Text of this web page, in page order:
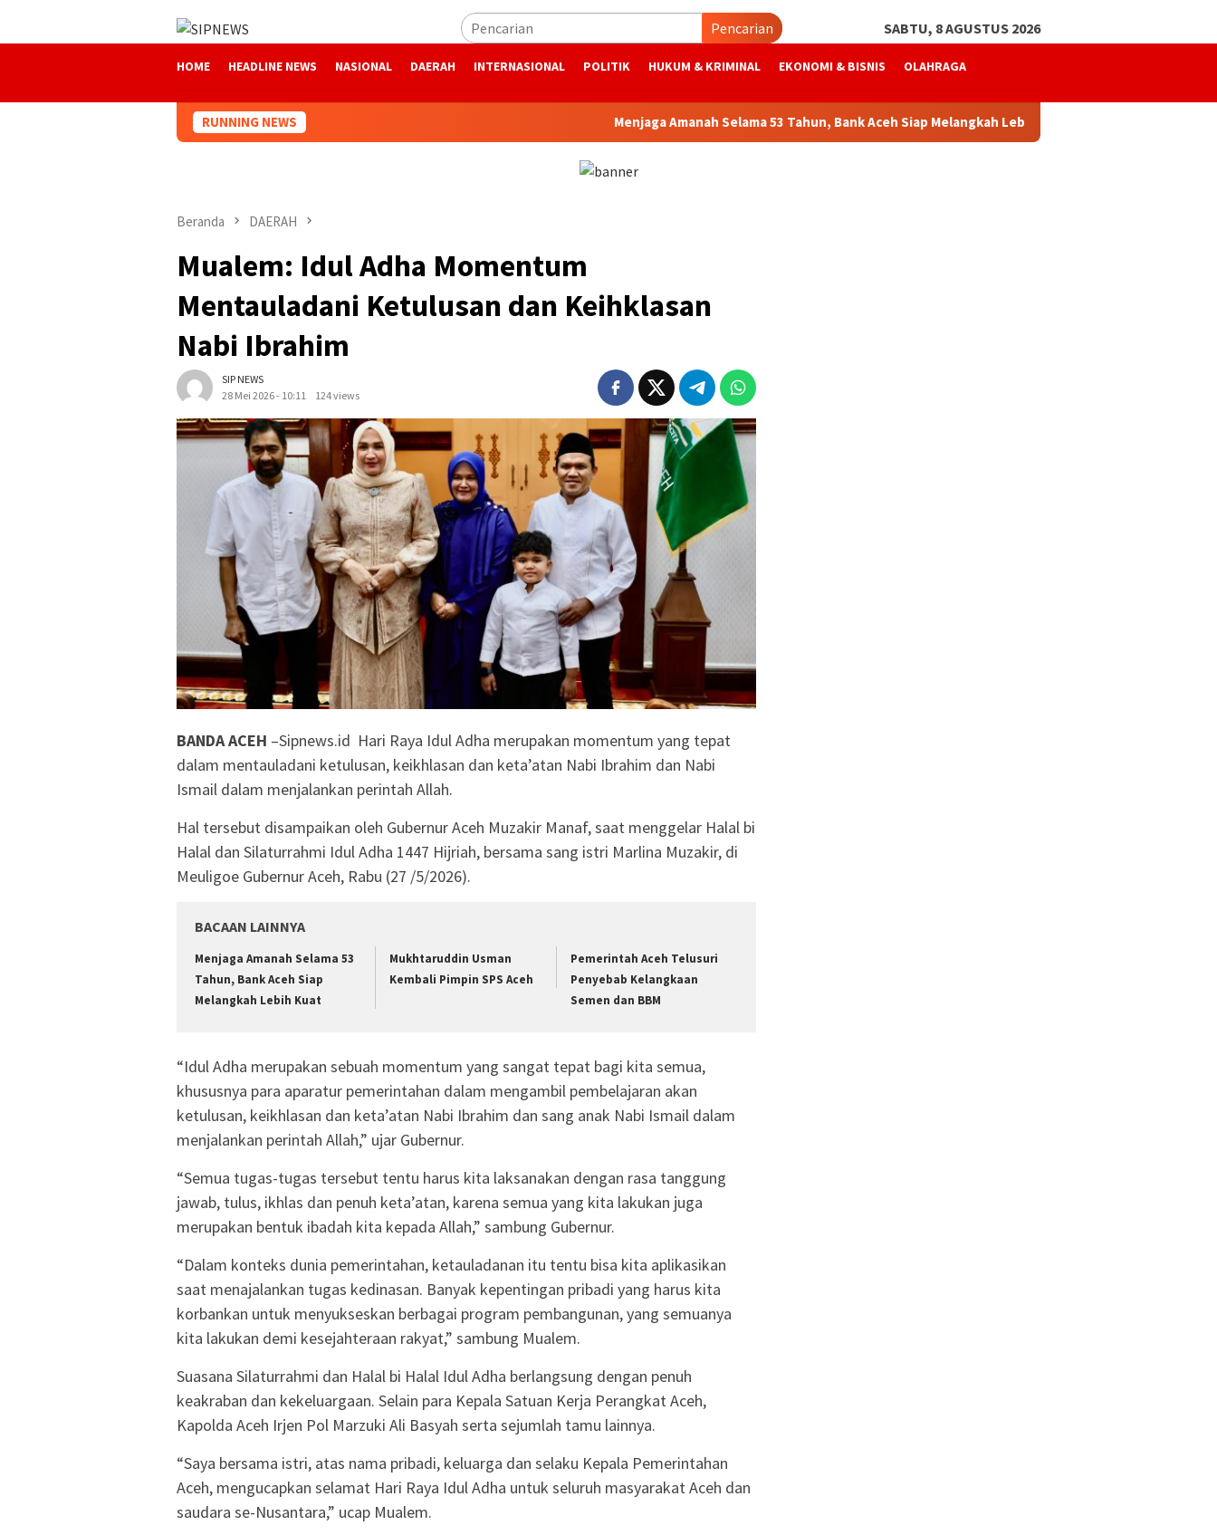
Pencarian SABTU, 8 AGUSTUS 2026
HOME HEADLINE NEWS NASIONAL DAERAH INTERNASIONAL POLITIK HUKUM & KRIMINAL EKONOMI & BISNIS OLAHRAGA
RUNNING NEWS Menjaga Amanah Selama 53 Tahun, Bank Aceh Siap Melangkah Lebih Kuat
Beranda DAERAH
Mualem: Idul Adha Momentum
Mentauladani Ketulusan dan Keihklasan
Nabi Ibrahim
SIP NEWS
28 Mei 2026 - 10:11
124 views
BANDA ACEH –Sipnews.id Hari Raya Idul Adha merupakan momentum yang tepat
dalam mentauladani ketulusan, keikhlasan dan keta’atan Nabi Ibrahim dan Nabi
Ismail dalam menjalankan perintah Allah.
Hal tersebut disampaikan oleh Gubernur Aceh Muzakir Manaf, saat menggelar Halal bi
Halal dan Silaturrahmi Idul Adha 1447 Hijriah, bersama sang istri Marlina Muzakir, di
Meuligoe Gubernur Aceh, Rabu (27 /5/2026).
BACAAN LAINNYA
Menjaga Amanah Selama 53
Tahun, Bank Aceh Siap
Melangkah Lebih Kuat
Mukhtaruddin Usman
Kembali Pimpin SPS Aceh
Pemerintah Aceh Telusuri
Penyebab Kelangkaan
Semen dan BBM
“Idul Adha merupakan sebuah momentum yang sangat tepat bagi kita semua,
khususnya para aparatur pemerintahan dalam mengambil pembelajaran akan
ketulusan, keikhlasan dan keta’atan Nabi Ibrahim dan sang anak Nabi Ismail dalam
menjalankan perintah Allah,” ujar Gubernur.
“Semua tugas-tugas tersebut tentu harus kita laksanakan dengan rasa tanggung
jawab, tulus, ikhlas dan penuh keta’atan, karena semua yang kita lakukan juga
merupakan bentuk ibadah kita kepada Allah,” sambung Gubernur.
“Dalam konteks dunia pemerintahan, ketauladanan itu tentu bisa kita aplikasikan
saat menajalankan tugas kedinasan. Banyak kepentingan pribadi yang harus kita
korbankan untuk menyukseskan berbagai program pembangunan, yang semuanya
kita lakukan demi kesejahteraan rakyat,” sambung Mualem.
Suasana Silaturrahmi dan Halal bi Halal Idul Adha berlangsung dengan penuh
keakraban dan kekeluargaan. Selain para Kepala Satuan Kerja Perangkat Aceh,
Kapolda Aceh Irjen Pol Marzuki Ali Basyah serta sejumlah tamu lainnya.
“Saya bersama istri, atas nama pribadi, keluarga dan selaku Kepala Pemerintahan
Aceh, mengucapkan selamat Hari Raya Idul Adha untuk seluruh masyarakat Aceh dan
saudara se-Nusantara,” ucap Mualem.